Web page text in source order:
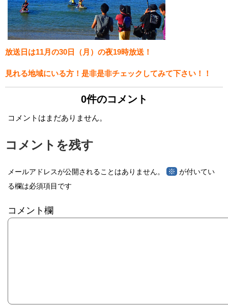
放送日は11月の30日（月）の夜19時放送！
見れる地域にいる方！是非是非チェックしてみて下さい！！
0件のコメント
コメントはまだありません。
コメントを残す
メールアドレスが公開されることはありません。 ※ が付いてい
る欄は必須項目です
コメント欄